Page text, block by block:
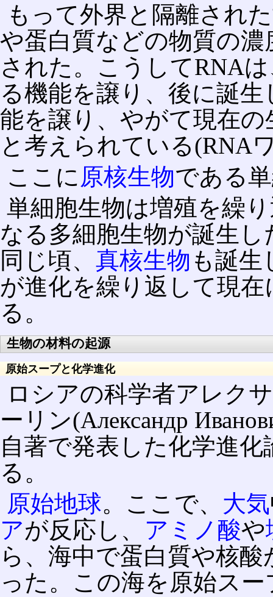
もって外界と隔離され
や蛋白質などの物質の
された。こうしてRNA
る機能を譲り、後に誕
能を譲り、やがて現在
と考えられている(RNA
ここに原核生物である
単細胞生物は増殖を繰
なる多細胞生物が誕生
同じ頃、 真核生物 も誕
が進化を繰り返して現
る。
生物の材料の起源
原始スープと化学進化
ロシアの科学者アレク
ーリン(Александр
自著で発表した化学進
る。
原始地球。ここで、 大気
アが反応し、 アミノ酸や
ら、海中で蛋白質や核
った。この海を原始ス